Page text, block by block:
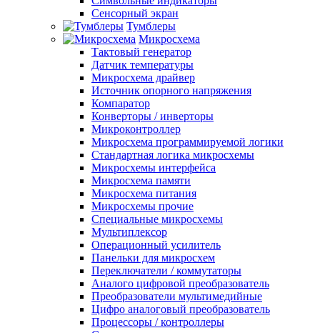
Сенсорный экран
Тумблеры
Микросхема
Тактовый генератор
Датчик температуры
Микросхема драйвер
Источник опорного напряжения
Компаратор
Конверторы / инверторы
Микроконтроллер
Микросхема программируемой логики
Стандартная логика микросхемы
Микросхемы интерфейса
Микросхема памяти
Микросхема питания
Микросхемы прочие
Специальные микросхемы
Мультиплексор
Операционный усилитель
Панельки для микросхем
Переключатели / коммутаторы
Аналого цифровой преобразователь
Преобразователи мультимедийные
Цифро аналоговый преобразователь
Процессоры / контроллеры